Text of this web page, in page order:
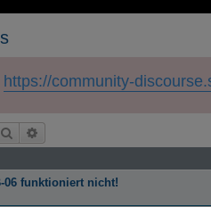
https://community-
Suche
06 funktioniert nicht!